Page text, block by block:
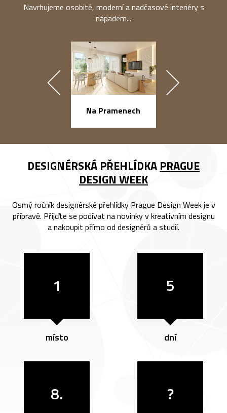
Navrhujeme osobité, moderní a nadčasové interiéry s
nápadem...
Na Pramenech
DESIGNÉRSKÁ PŘEHLÍDKA PRAGUE
DESIGN WEEK
Osmý ročník designérské přehlídky Prague Design Week je v
přípravě. Přijďte se podívat na novinky v kreativním designu
a nakoupit přímo od designérů a studií.
1
místo
5
dní
8. ?